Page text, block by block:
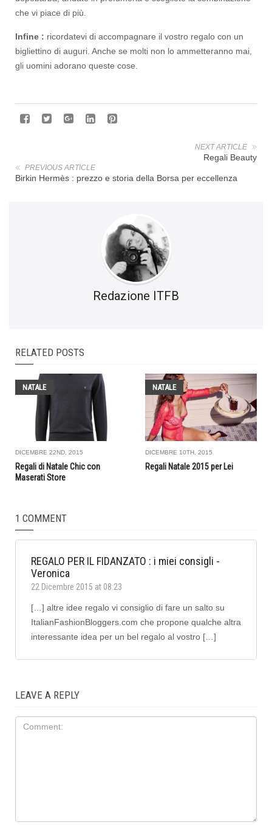
che vi piace di più.
Infine : ricordatevi di accompagnare il vostro regalo con un
bigliettino di auguri. Anche se molti non lo ammetteranno mai,
gli uomini adorano queste cose.
NEXT ARTICLE
Regali Beauty
PREVIOUS ARTICLE
Birkin Hermès : prezzo e storia della Borsa per eccellenza
Redazione ITFB
RELATED POSTS
NATALE
DICEMBRE 22ND, 2015
Regali di Natale Chic con
Maserati Store
NATALE
DICEMBRE 10TH, 2015
Regali Natale 2015 per Lei
1 COMMENT
REGALO PER IL FIDANZATO : i miei consigli -
Veronica
22 Dicembre 2015 at 08:23
[…] altre idee regalo vi consiglio di fare un salto su
ItalianFashionBloggers.com che propone qualche altra
interessante idea per un bel regalo al vostro […]
LEAVE A REPLY